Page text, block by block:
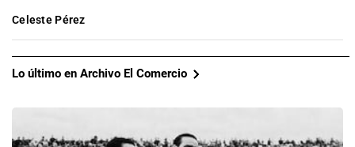
Celeste Pérez
Lo último en Archivo El Comercio